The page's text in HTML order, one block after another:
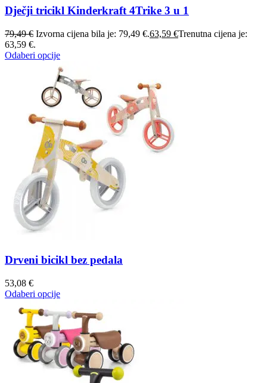
Dječji tricikl Kinderkraft 4Trike 3 u 1
79,49€ Izvorna cijena bila je: 79,49 €.63,59 €Trenutna cijena je:
63,59 €.
Odaberi opcije
Drveni bicikl bez pedala
53,08 €
Odaberi opcije